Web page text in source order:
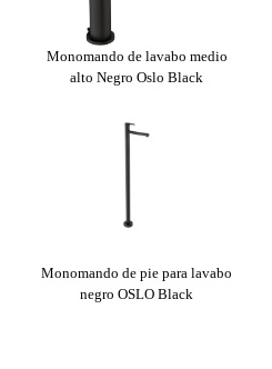
Monomando de lavabo medio
alto Negro Oslo Black
Monomando de pie para lavabo
negro OSLO Black